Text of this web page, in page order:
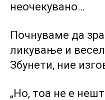
неочекувано…
Почнуваме да
ликување и
Збунети, ние
„Но, тоа не е